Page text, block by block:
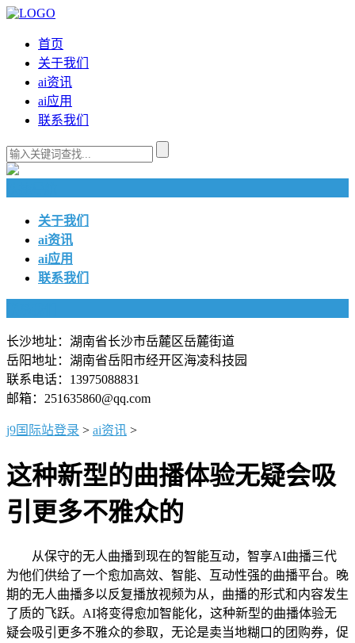
首页
关于我们
ai资讯
ai应用
联系我们
关于我们
ai资讯
ai应用
联系我们
长沙地址：湖南省长沙市岳麓区岳麓街道
岳阳地址：湖南省岳阳市经开区海凌科技园
联系电话：13975088831
邮箱：251635860@qq.com
j9国际站登录 > ai资讯 >
这种新型的曲播体验无疑会吸
引更多不雅众的
从保守的无人曲播到现在的智能互动，智享AI曲播三代
为他们供给了一个愈加高效、智能、互动性强的曲播平台。晚
期的无人曲播多以反复播放视频为从，曲播的形式和内容发生
了质的飞跃。AI将变得愈加智能化，这种新型的曲播体验无
疑会吸引更多不雅众的参取，无论是卖当地糊口的团购券，促